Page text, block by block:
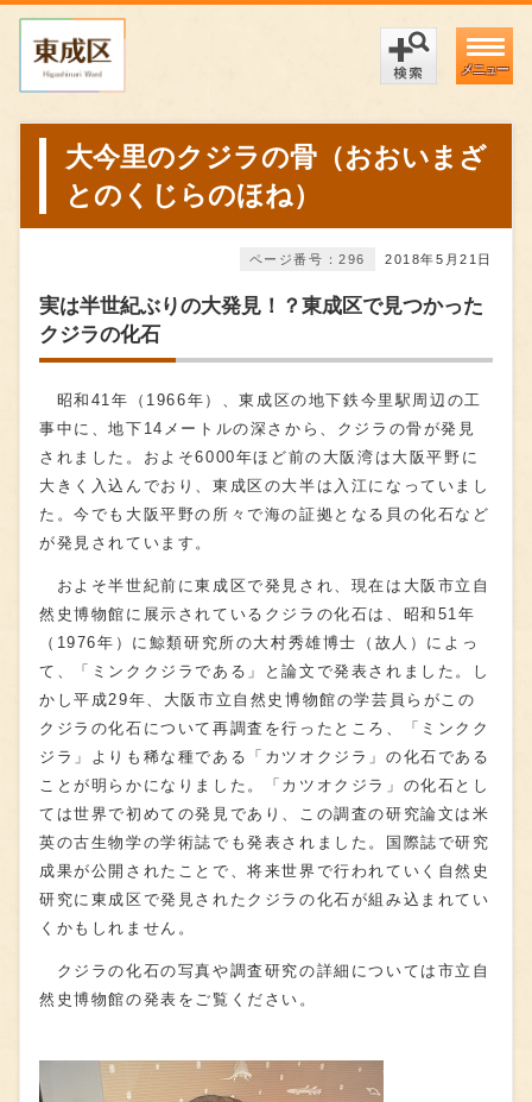
メニュー
大今里のクジラの骨（おおいまざ
とのくじらのほね）
2018年5月21日
ページ番号：296
実は半世紀ぶりの大発見！？東成区で見つかった
クジラの化石
昭和41年（1966年）、東成区の地下鉄今里駅周辺の工
事中に、地下14メートルの深さから、クジラの骨が発見
されました。およそ6000年ほど前の大阪湾は大阪平野に
大きく入込んでおり、東成区の大半は入江になっていまし
た。今でも大阪平野の所々で海の証拠となる貝の化石など
が発見されています。
およそ半世紀前に東成区で発見され、現在は大阪市立自
然史博物館に展示されているクジラの化石は、昭和51年
（1976年）に鯨類研究所の大村秀雄博士（故人）によっ
て、「ミンククジラである」と論文で発表されました。し
かし平成29年、大阪市立自然史博物館の学芸員らがこの
クジラの化石について再調査を行ったところ、「ミンクク
ジラ」よりも稀な種である「カツオクジラ」の化石である
ことが明らかになりました。「カツオクジラ」の化石とし
ては世界で初めての発見であり、この調査の研究論文は米
英の古生物学の学術誌でも発表されました。国際誌で研究
成果が公開されたことで、将来世界で行われていく自然史
研究に東成区で発見されたクジラの化石が組み込まれてい
くかもしれません。
クジラの化石の写真や調査研究の詳細については市立自
然史博物館の発表をご覧ください。